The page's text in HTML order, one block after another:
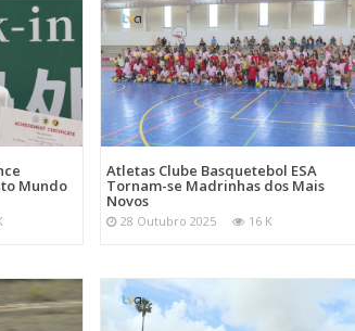
Mundo
Atletas Clube Basquetebol ESA
Tornam-se Madrinhas dos Mais
Novos
28 Outubro 2025 16 K